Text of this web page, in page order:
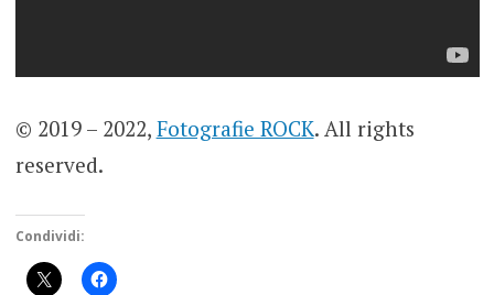
© 2019 – 2022, Fotografie ROCK. All rights
reserved.
Condividi: